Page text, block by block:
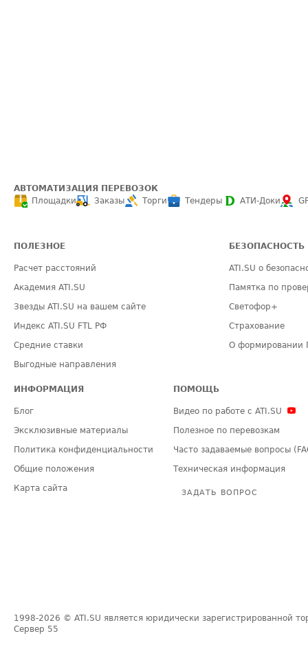
АВТОМАТИЗАЦИЯ ПЕРЕВОЗОК
Площадки
Заказы Торги Тендеры АТИ-Доки
ПОЛЕЗНОЕ
Расчет расстояний
Академия ATI.SU
Звезды ATI.SU на вашем сайте
Индекс ATI.SU FTL РФ
Средние ставки
Выгодные направления
БЕЗОПАСНОСТЬ
ATI.SU о
Памятка по
Светофор+
Страхование
О формировании
ИНФОРМАЦИЯ
Блог
Эксклюзивные материалы
Политика конфиденциальности
Общие положения
Карта сайта
ПОМОЩЬ
Видео по работе с ATI.SU
Полезное по перевозкам
Часто задаваемые вопросы
Техническая информация
ЗАДАТЬ ВОПРОС
1998-2026 © ATI.SU является юридически зарегистрированной
Сервер 55